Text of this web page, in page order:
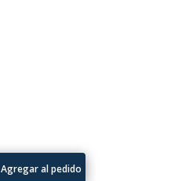
Agregar al pedido